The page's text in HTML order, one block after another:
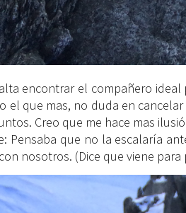
encontrar el compañero
el que mas, no duda en
Creo que me hace mas
Pensaba que no la escalaría
nosotros. (Dice que viene